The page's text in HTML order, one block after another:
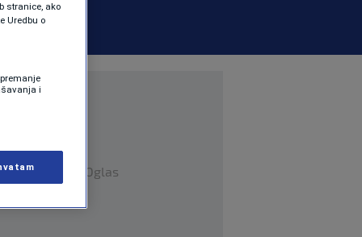
Oglas
stranice, ako
Uredbu o
i